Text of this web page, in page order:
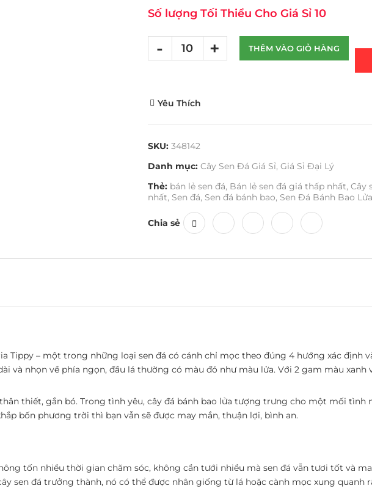
Số lượng Tối Thiểu Cho Giá Sỉ 10
THÊM VÀO GIỎ HÀNG
Yêu Thích
SKU: 348142
Danh mục: Cây Sen Đá Giá Sỉ, Giá Sỉ Đại Lý
Thẻ: bán lẻ sen đá, Bán lẻ sen đá giá thấp nhất, Cây
nhất, Sen đá, Sen đá bánh bao, Sen Đá Bánh Bao Lửa
Chia sẻ
Tippy – một trong những loại sen đá có cánh chỉ mọc theo đúng 4 hướng xác định
và nhọn về phía ngọn, đầu lá thường có màu đỏ như màu lửa. Với 2 gam màu xanh
thiết, gắn bó. Trong tình yêu, cây đá bánh bao lửa tượng trưng cho một mối tình
bốn phương trời thì bạn vẫn sẽ được may mắn, thuận lợi, bình an.
tốn nhiều thời gian chăm sóc, không cần tưới nhiều mà sen đá vẫn tươi tốt và
sen đá trưởng thành, nó có thể được nhân giống từ lá hoặc cành mọc xung quanh